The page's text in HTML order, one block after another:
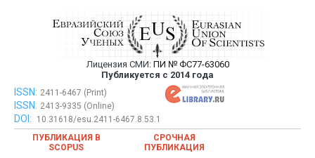
Евразийский Союз Ученых —
публикация научных статей в
ежемесячном научном журнале
Лицензия СМИ: ПИ № ФС77-63060
Публикуется с 2014 года
Евразийский Союз Ученых — публикация научных статей в
ежемесячном научном журнале
ISSN: 2411-6467 (Print)
ISSN: 2413-9335 (Online)
DOI:
10.31618/esu.2411-6467.8.53.1
ПУБЛИКАЦИЯ В
SCOPUS
СРОЧНАЯ
ПУБЛИКАЦИЯ